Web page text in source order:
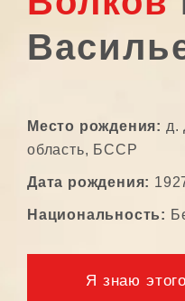
Место рождения: д.
область, БССР
Дата рождения:
Национальность:
Я знаю